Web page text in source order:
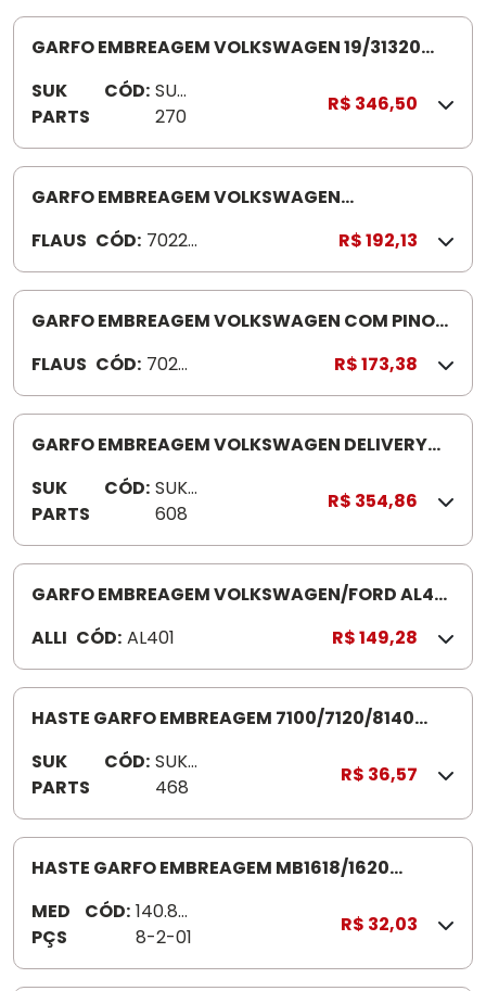
GARFO EMBREAGEM VOLKSWAGEN 19/31320
SUK
PARTS
CÓD: SUK
270
R$ 346,50
GARFO EMBREAGEM VOLKSWAGEN
FLAUS CÓD: 70223
6
R$ 192,13
GARFO EMBREAGEM VOLKSWAGEN COM PINO
96A98 7100/8140
FLAUS CÓD: 7024
94
R$ 173,38
GARFO EMBREAGEM VOLKSWAGEN DELIVERY
SUK
PARTS
CÓD: SUK
608
R$ 354,86
GARFO EMBREAGEM VOLKSWAGEN/FORD AL401
ALLI CÓD: AL401 R$ 149,28
HASTE GARFO EMBREAGEM 7100/7120/8140
/SAPAOF12/14
SUK
PARTS
CÓD: SUK
468
R$ 36,57
HASTE GARFO EMBREAGEM MB1618/1620
MED
PÇS
CÓD: 140.86
8-2-01
R$ 32,03